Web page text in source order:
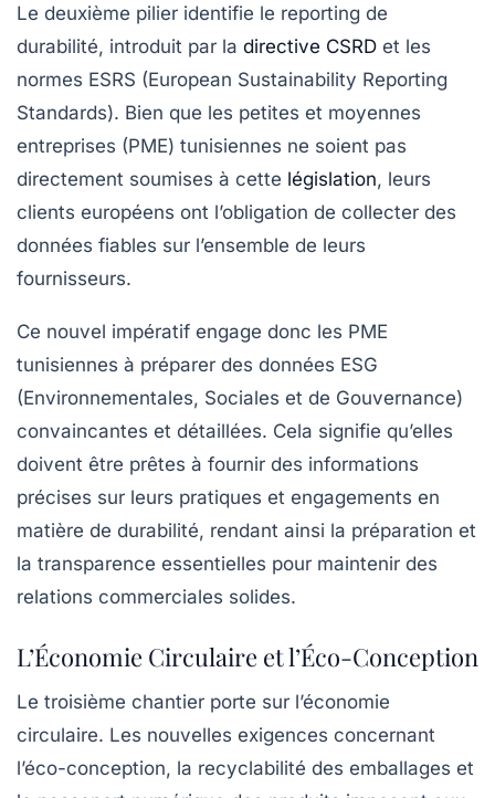
Le deuxième pilier identifie le reporting de
durabilité, introduit par la directive CSRD et les
normes ESRS (European Sustainability Reporting
Standards). Bien que les petites et moyennes
entreprises (PME) tunisiennes ne soient pas
directement soumises à cette législation, leurs
clients européens ont l’obligation de collecter des
données fiables sur l’ensemble de leurs
fournisseurs.
Ce nouvel impératif engage donc les PME
tunisiennes à préparer des données ESG
(Environnementales, Sociales et de Gouvernance)
convaincantes et détaillées. Cela signifie qu’elles
doivent être prêtes à fournir des informations
précises sur leurs pratiques et engagements en
matière de durabilité, rendant ainsi la préparation et
la transparence essentielles pour maintenir des
relations commerciales solides.
L’Économie Circulaire et l’Éco-Conception
Le troisième chantier porte sur l’économie
circulaire. Les nouvelles exigences concernant
l’éco-conception, la recyclabilité des emballages et